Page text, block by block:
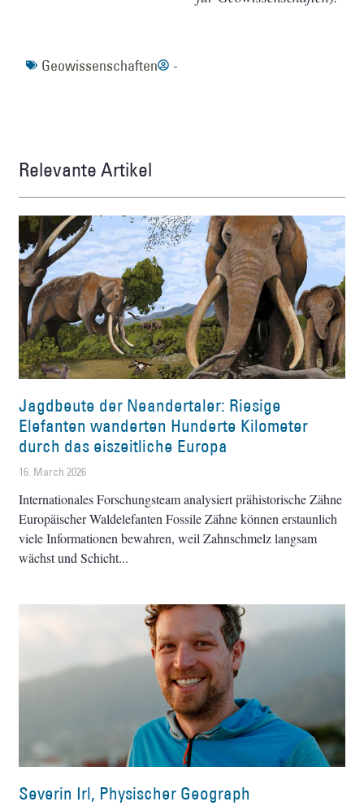
Geowissenschaften -
Relevante Artikel
Jagdbeute der Neandertaler: Riesige
Elefanten wanderten Hunderte Kilometer
durch das eiszeitliche Europa
16. March 2026
Internationales Forschungsteam analysiert prähistorische Zähne
Europäischer Waldelefanten Fossile Zähne können erstaunlich
viele Informationen bewahren, weil Zahnschmelz langsam
wächst und Schicht
Severin Irl, Physischer Geograph